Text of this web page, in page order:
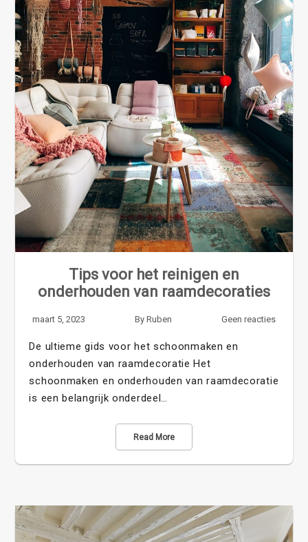
Tips voor het reinigen en
onderhouden van raamdecoraties
maart 5, 2023 By Ruben Geen reacties
De ultieme gids voor het schoonmaken en
onderhouden van raamdecoratie Het
schoonmaken en onderhouden van raamdecoratie
is een belangrijk onderdeel…
Read More